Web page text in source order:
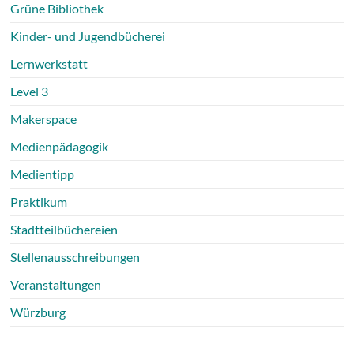
Grüne Bibliothek
Kinder- und Jugendbücherei
Lernwerkstatt
Level 3
Makerspace
Medienpädagogik
Medientipp
Praktikum
Stadtteilbüchereien
Stellenausschreibungen
Veranstaltungen
Würzburg